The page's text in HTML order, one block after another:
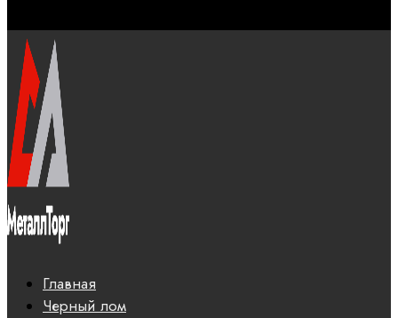
Главная
Черный лом